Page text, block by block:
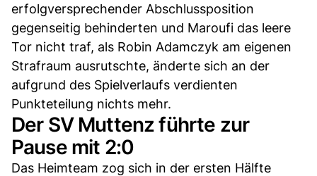
erfolgversprechender Abschlussposition
gegenseitig behinderten und Maroufi das leere
Tor nicht traf, als Robin Adamczyk am eigenen
Strafraum ausrutschte, änderte sich an der
aufgrund des Spielverlaufs verdienten
Punkteteilung nichts mehr.
Der SV Muttenz führte zur
Pause mit 2:0
Das Heimteam zog sich in der ersten Hälfte